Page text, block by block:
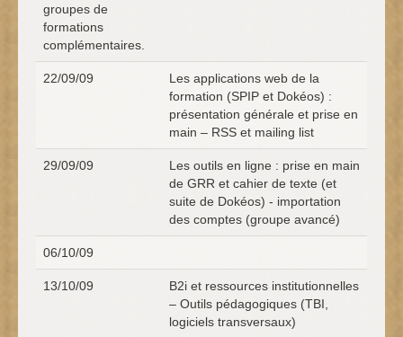
groupes de
formations
complémentaires.
22/09/09
Les applications web de la
formation (SPIP et Dokéos) :
présentation générale et prise en
main – RSS et mailing list
29/09/09
Les outils en ligne : prise en main
de GRR et cahier de texte (et
suite de Dokéos) - importation
des comptes (groupe avancé)
06/10/09
13/10/09
B2i et ressources institutionnelles
– Outils pédagogiques (TBI,
logiciels transversaux)